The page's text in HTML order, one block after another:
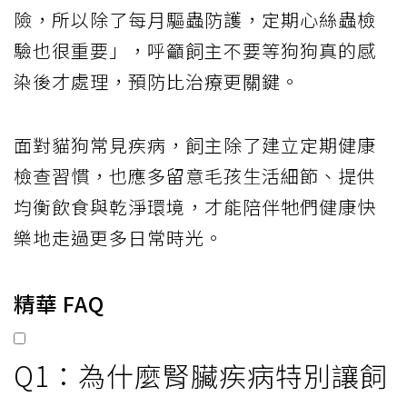
險，所以除了每月驅蟲防護，定期心絲蟲檢
驗也很重要」，呼籲飼主不要等狗狗真的感
染後才處理，預防比治療更關鍵。
面對貓狗常見疾病，飼主除了建立定期健康
檢查習慣，也應多留意毛孩生活細節、提供
均衡飲食與乾淨環境，才能陪伴牠們健康快
樂地走過更多日常時光。
精華 FAQ
Q1：為什麼腎臟疾病特別讓飼